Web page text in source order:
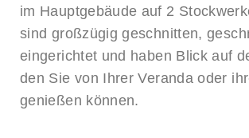
im Hauptgebäude auf 2
sind großzügig geschnitten,
eingerichtet und haben Blick auf
den Sie von Ihrer Veranda oder
genießen können.